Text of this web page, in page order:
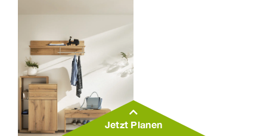
Jetzt Planen